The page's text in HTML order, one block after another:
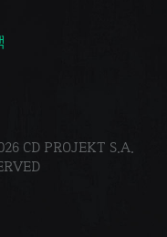
CD PROJEKT S.A.